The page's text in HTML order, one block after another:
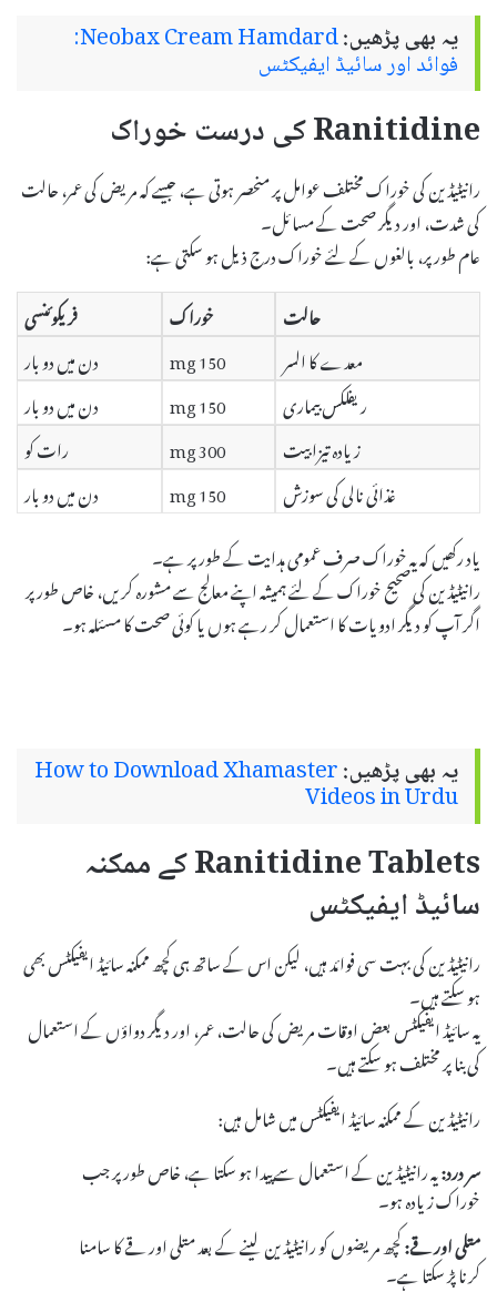
یہ بھی پڑھیں: Neobax Cream Hamdard:
فوائد اور سائیڈ ایفیکٹس
Ranitidine کی درست خوراک
رانیٹیڈین کی خوراک مختلف عوامل پر منحصر ہوتی ہے، جیسے کہ مریض کی عمر، حالت
کی شدت، اور دیگر صحت کے مسائل۔
عام طور پر، بالغوں کے لئے خوراک درج ذیل ہو سکتی ہے:
حالت
خوراک
فریکوئنسی
معدے کا السر
150 mg
دن میں دو بار
ریفلکس بیماری
150 mg
دن میں دو بار
زیادہ تیزابیت
300 mg
رات کو
غذائی نالی کی سوزش
150 mg
دن میں دو بار
یاد رکھیں کہ یہ خوراک صرف عمومی ہدایت کے طور پر ہے۔
رانیٹیڈین کی صحیح خوراک کے لئے ہمیشہ اپنے معالج سے مشورہ کریں، خاص طور پر
اگر آپ کو دیگر ادویات کا استعمال کر رہے ہوں یا کوئی صحت کا مسئلہ ہو۔
یہ بھی پڑھیں:How to Download Xhamaster
Videos in Urdu
Ranitidine Tablets کے ممکنہ
سائیڈ ایفیکٹس
رانیٹیڈین کی بہت سی فوائد ہیں، لیکن اس کے ساتھ ہی کچھ ممکنہ سائیڈ ایفیکٹس بھی
ہو سکتے ہیں۔
یہ سائیڈ ایفیکٹس بعض اوقات مریض کی حالت، عمر، اور دیگر دواؤں کے استعمال
کی بنا پر مختلف ہو سکتے ہیں۔
رانیٹیڈین کے ممکنہ سائیڈ ایفیکٹس میں شامل ہیں:
سر درد:یہ رانیٹیڈین کے استعمال سے پیدا ہو سکتا ہے، خاص طور پر جب
خوراک زیادہ ہو۔
متلی اور قے:کچھ مریضوں کو رانیٹیڈین لینے کے بعد متلی اور قے کا سامنا
کرنا پڑ سکتا ہے۔